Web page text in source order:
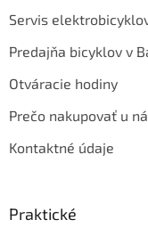
Servis
Predajňa bicyklov v
Otváracie hodiny
Prečo nakupovať u
Kontaktné údaje
Praktické